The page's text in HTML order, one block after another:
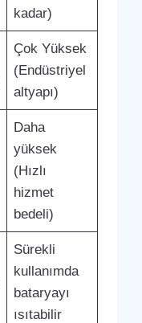
kadar)
Çok Yüksek
(Endüstriyel
altyapı)
Daha
yüksek
(Hızlı
hizmet
bedeli)
Sürekli
kullanımda
bataryayı
ısıtabilir